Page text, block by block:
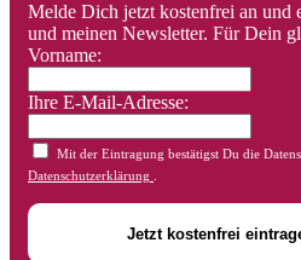
Melde Dich jetzt kostenfrei an und
und meinen Newsletter. Für Dein
Vorname:
Ihre E-Mail-Adresse:
Mit der Eintragung bestätigst Du die
Datenschutzerklärung